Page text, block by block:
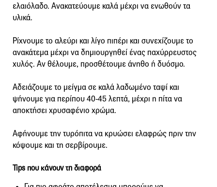
ελαιόλαδο. Ανακατεύουμε καλά μέχρι να ενωθούν τα
υλικά.
Ρίχνουμε το αλεύρι και λίγο πιπέρι και συνεχίζουμε το
ανακάτεμα μέχρι να δημιουργηθεί ένας παχύρρευστος
χυλός. Αν θέλουμε, προσθέτουμε άνηθο ή δυόσμο.
Αδειάζουμε το μείγμα σε καλά λαδωμένο ταψί και
ψήνουμε για περίπου 40-45 λεπτά, μέχρι η πίτα να
αποκτήσει χρυσαφένιο χρώμα.
Αφήνουμε την τυρόπιτα να κρυώσει ελαφρώς πριν την
κόψουμε και τη σερβίρουμε.
Tips που κάνουν τη διαφορά